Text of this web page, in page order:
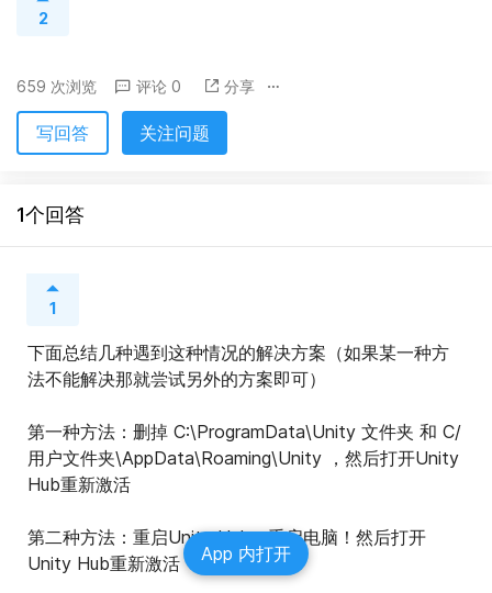
2
659 次浏览 评论 0 分享
写回答 关注问题
1个回答
1
下面总结几种遇到这种情况的解决方案（如果某一种方
法不能解决那就尝试另外的方案即可）
第一种方法：删掉 C:\ProgramData\Unity 文件夹 和 C/
用户文件夹\AppData\Roaming\Unity ，然后打开Unity
Hub重新激活
第二种方法：重启Unity Hub，重启电脑！然后打开
Unity Hub重新激活
App 内打开